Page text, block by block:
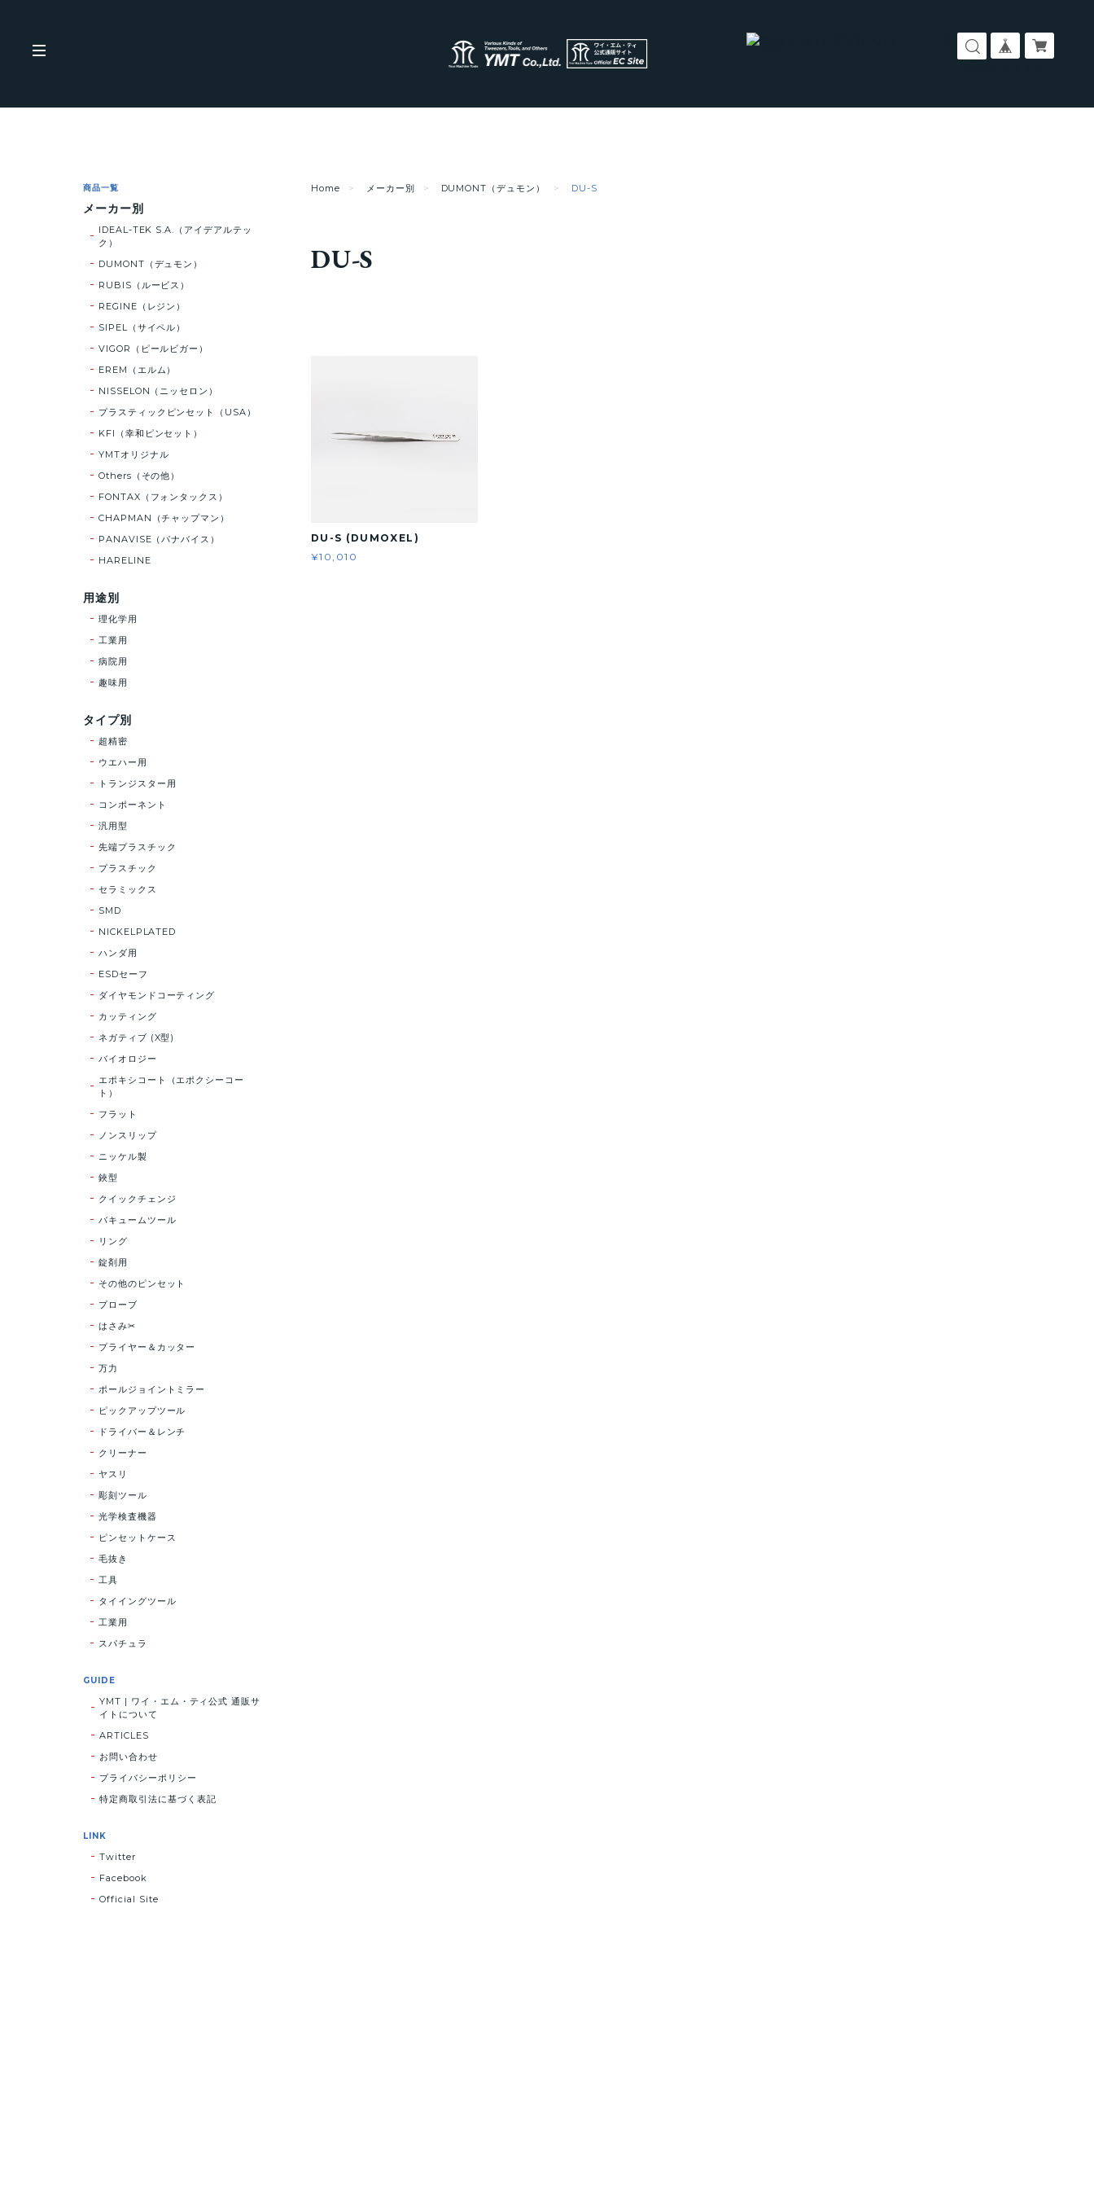
Home メーカー別 DUMONT（デュモン） DU-S
DU-S
DU-S (DUMOXEL)
¥10,010
商品一覧
メーカー別
IDEAL-TEK S.A.（アイデアルテッ
ク）
DUMONT（デュモン）
RUBIS（ルービス）
REGINE（レジン）
SIPEL（サイペル）
VIGOR（ピールビガー）
EREM（エルム）
NISSELON（ニッセロン）
プラスティックピンセット（USA）
KFI（幸和ピンセット）
YMTオリジナル
Others（その他）
FONTAX（フォンタックス）
CHAPMAN（チャップマン）
PANAVISE（パナバイス）
HARELINE
用途別
理化学用
工業用
病院用
趣味用
タイプ別
超精密
ウエハー用
トランジスター用
コンポーネント
汎用型
先端プラスチック
プラスチック
セラミックス
SMD
NICKELPLATED
ハンダ用
ESDセーフ
ダイヤモンドコーティング
カッティング
ネガティブ (X型)
バイオロジー
エポキシコート（エポクシーコー
ト）
フラット
ノンスリップ
ニッケル製
鋏型
クイックチェンジ
バキュームツール
リング
錠剤用
その他のピンセット
プローブ
はさみ✂
プライヤー＆カッター
万力
ポールジョイントミラー
ピックアップツール
ドライバー＆レンチ
クリーナー
ヤスリ
彫刻ツール
光学検査機器
ピンセットケース
毛抜き
工具
タイイングツール
工業用
スパチュラ
GUIDE
YMT | ワイ・エム・ティ公式 通販サ
イトについて
ARTICLES
お問い合わせ
プライバシーポリシー
特定商取引法に基づく表記
LINK
Twitter
Facebook
Official Site